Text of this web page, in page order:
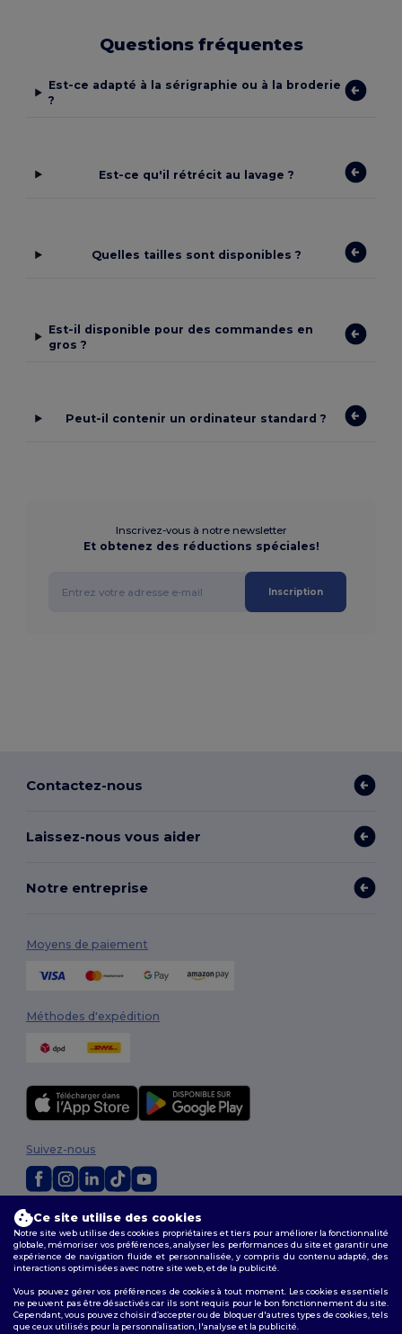
Questions fréquentes
Est-ce adapté à la sérigraphie ou à la broderie
?
Est-ce qu'il rétrécit au lavage ?
Quelles tailles sont disponibles ?
Est-il disponible pour des commandes en
gros ?
Peut-il contenir un ordinateur standard ?
Inscrivez-vous à notre newsletter
Et obtenez des réductions spéciales!
Inscription
Contactez-nous
Laissez-nous vous aider
Notre entreprise
Moyens de paiement
Méthodes d'expédition
2026. Tous droits réservés
Conditions Générales|Politique de personnalisation |Politique de
Confidentialité|Politique de Cookies|Plan du Site
Suivez-nous
Ce site utilise des cookies
Notre site web utilise des cookies propriétaires et tiers pour améliorer la fonctionnalité
globale, mémoriser vos préférences, analyser les performances du site et garantir une
expérience de navigation fluide et personnalisée, y compris du contenu adapté, des
interactions optimisées avec notre site web, et de la publicité.
Vous pouvez gérer vos préférences de cookies à tout moment. Les cookies essentiels
ne peuvent pas être désactivés car ils sont requis pour le bon fonctionnement du site.
Cependant, vous pouvez choisir d’accepter ou de bloquer d'autres types de cookies, tels
que ceux utilisés pour la personnalisation, l'analyse et la publicité.